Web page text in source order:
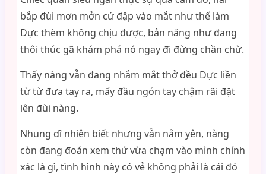
bắp đùi mơn mởn cứ đập vào mắt như thế làm
Dực thèm không chịu được, bản năng như đang
thôi thúc gã khám phá nó ngay đi đừng chần chừ.
Thấy nàng vẫn đang nhắm mắt thở đều Dực liền
từ từ đưa tay ra, mấy đầu ngón tay chậm rãi đặt
lên đùi nàng.
Nhung dĩ nhiên biết nhưng vẫn nằm yên, nàng
còn đang đoán xem thứ vừa chạm vào mình chính
xác là gì, tình hình này có vẻ không phải là cái đó